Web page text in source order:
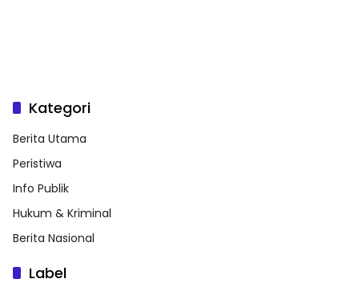
Kategori
Berita Utama
Peristiwa
Info Publik
Hukum & Kriminal
Berita Nasional
Label